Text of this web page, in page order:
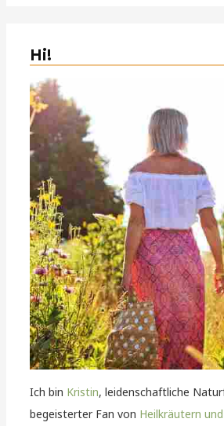
Hi!
Ich bin Kristin, leidenschaftliche
begeisterter Fan von Heilkräutern